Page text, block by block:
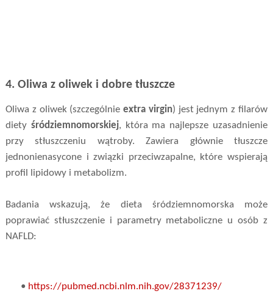
4. Oliwa z oliwek i dobre tłuszcze
Oliwa z oliwek (szczególnieextra virgin) jest jednym z filarów
diety śródziemnomorskiej, która ma najlepsze uzasadnienie
przy stłuszczeniu wątroby. Zawiera głównie tłuszcze
jednonienasycone i związki przeciwzapalne, które wspierają
profil lipidowy i metabolizm.
Badania wskazują, że dieta śródziemnomorska może
poprawiać stłuszczenie i parametry metaboliczne u osób z
NAFLD:
• https://pubmed.ncbi.nlm.nih.gov/28371239/